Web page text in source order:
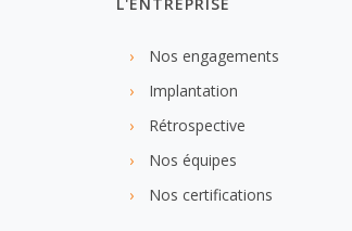
L'ENTREPRISE
Nos engagements
Implantation
Rétrospective
Nos équipes
Nos certifications